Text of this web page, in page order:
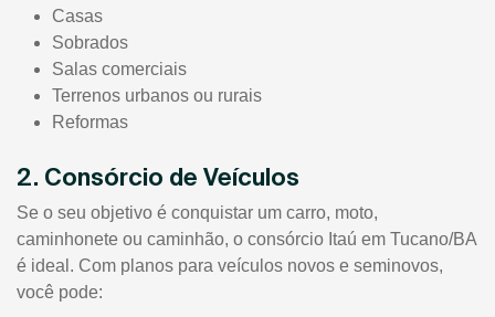
Casas
Sobrados
Salas comerciais
Terrenos urbanos ou rurais
Reformas
2. Consórcio de Veículos
Se o seu objetivo é conquistar um carro, moto,
caminhonete ou caminhão, o consórcio Itaú em Tucano/BA
é ideal. Com planos para veículos novos e seminovos,
você pode: